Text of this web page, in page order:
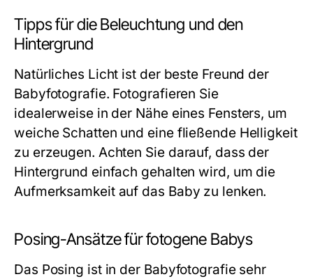
Tipps für die Beleuchtung und den
Hintergrund
Natürliches Licht ist der beste Freund der
Babyfotografie. Fotografieren Sie
idealerweise in der Nähe eines Fensters, um
weiche Schatten und eine fließende Helligkeit
zu erzeugen. Achten Sie darauf, dass der
Hintergrund einfach gehalten wird, um die
Aufmerksamkeit auf das Baby zu lenken.
Posing-Ansätze für fotogene Babys
Das Posing ist in der Babyfotografie sehr